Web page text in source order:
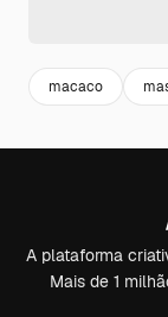
macaco
A plataforma
Mais de 1